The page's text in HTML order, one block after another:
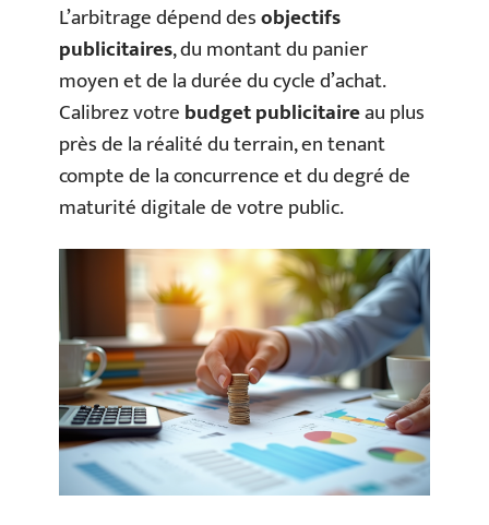
L’arbitrage dépend desobjectifs
publicitaires, du montant du panier
moyen et de la durée du cycle d’achat.
Calibrez votrebudget publicitaireau plus
près de la réalité du terrain, en tenant
compte de la concurrence et du degré de
maturité digitale de votre public.